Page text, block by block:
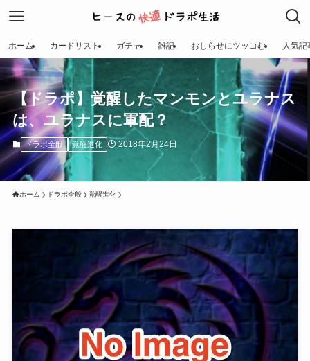
ホーム カードリスト ガチャ 雑記 おしらせにツッコむ 人気記
【ドラポ】覚醒したマンモンとユラナス
は、ユラナスに軍配？
ドラポ全般 覚醒進化 2018年2月24日
ホーム ドラポ全般 覚醒進化